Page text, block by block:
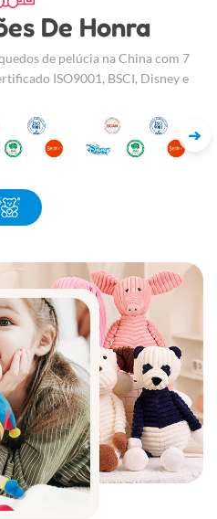
De Honra
de pelúcia na China com 7
ISO9001, BSCI, Disney e